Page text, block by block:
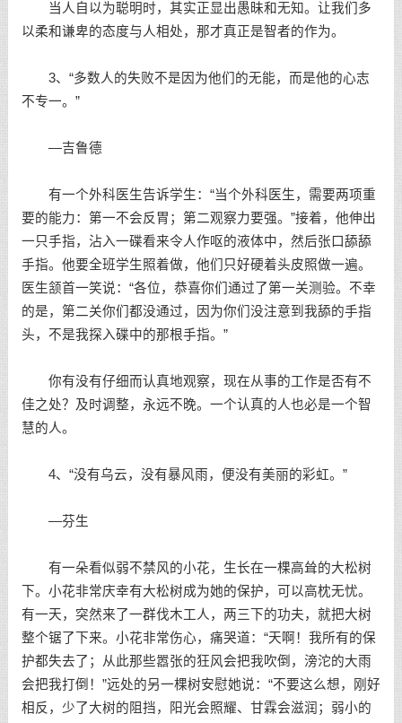
当人自以为聪明时，其实正显出愚昧和无知。让我们多
以柔和谦卑的态度与人相处，那才真正是智者的作为。
3、“多数人的失败不是因为他们的无能，而是他的心志
不专一。”
—吉鲁德
有一个外科医生告诉学生：“当个外科医生，需要两项重
要的能力：第一不会反胃；第二观察力要强。”接着，他伸出
一只手指，沾入一碟看来令人作呕的液体中，然后张口舔舔
手指。他要全班学生照着做，他们只好硬着头皮照做一遍。
医生颔首一笑说：“各位，恭喜你们通过了第一关测验。不幸
的是，第二关你们都没通过，因为你们没注意到我舔的手指
头，不是我探入碟中的那根手指。”
你有没有仔细而认真地观察，现在从事的工作是否有不
佳之处？及时调整，永远不晚。一个认真的人也必是一个智
慧的人。
4、“没有乌云，没有暴风雨，便没有美丽的彩虹。”
—芬生
有一朵看似弱不禁风的小花，生长在一棵高耸的大松树
下。小花非常庆幸有大松树成为她的保护，可以高枕无忧。
有一天，突然来了一群伐木工人，两三下的功夫，就把大树
整个锯了下来。小花非常伤心，痛哭道：“天啊！我所有的保
护都失去了；从此那些嚣张的狂风会把我吹倒，滂沱的大雨
会把我打倒！”远处的另一棵树安慰她说：“不要这么想，刚好
相反，少了大树的阻挡，阳光会照耀、甘霖会滋润；弱小的